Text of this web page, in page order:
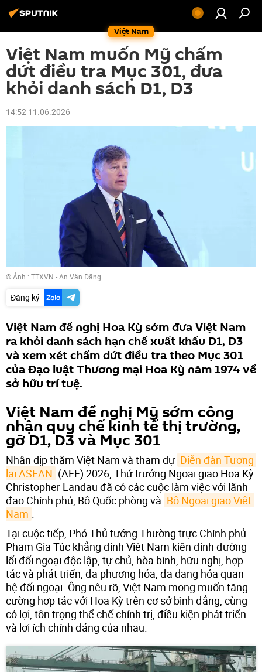
Việt Nam
Việt Nam muốn Mỹ chấm
dứt điều tra Mục 301, đưa
khỏi danh sách D1, D3
14:52 11.06.2026
© Ảnh : TTXVN - An Văn Đăng
Đăng ký
Việt Nam đề nghị Hoa Kỳ sớm đưa Việt Nam
ra khỏi danh sách hạn chế xuất khẩu D1, D3
và xem xét chấm dứt điều tra theo Mục 301
của Đạo luật Thương mại Hoa Kỳ năm 1974 về
sở hữu trí tuệ.
Việt Nam đề nghị Mỹ sớm công
nhận quy chế kinh tế thị trường,
gỡ D1, D3 và Mục 301
Nhân dịp thăm Việt Nam và tham dự Diễn đàn Tương
lai ASEAN (AFF) 2026, Thứ trưởng Ngoại giao Hoa Kỳ
Christopher Landau đã có các cuộc làm việc với lãnh
đạo Chính phủ, Bộ Quốc phòng và Bộ Ngoại giao Việt
Nam
Tại cuộc tiếp, Phó Thủ tướng Thường trực Chính phủ
Phạm Gia Túc khẳng định Việt Nam kiên định đường
lối đối ngoại độc lập, tự chủ, hòa bình, hữu nghị, hợp
tác và phát triển; đa phương hóa, đa dạng hóa quan
hệ đối ngoại. Ông nêu rõ, Việt Nam mong muốn tăng
cường hợp tác với Hoa Kỳ trên cơ sở bình đẳng, cùng
có lợi, tôn trọng thể chế chính trị, điều kiện phát triển
và lợi ích chính đáng của nhau.